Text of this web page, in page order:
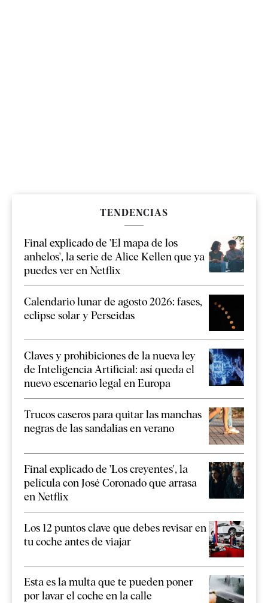
TENDENCIAS
Final explicado de 'El mapa de los
anhelos', la serie de Alice Kellen que ya
puedes ver en Netflix
Calendario lunar de agosto 2026: fases,
eclipse solar y Perseidas
Claves y prohibiciones de la nueva ley
de Inteligencia Artificial: así queda el
nuevo escenario legal en Europa
Trucos caseros para quitar las manchas
negras de las sandalias en verano
Final explicado de 'Los creyentes', la
película con José Coronado que arrasa
en Netflix
Los 12 puntos clave que debes revisar en
tu coche antes de viajar
Esta es la multa que te pueden poner
por lavar el coche en la calle